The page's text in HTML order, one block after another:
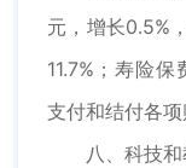
元，增长0.5%
11.7%；寿险
支付和结付各项
八、科技和